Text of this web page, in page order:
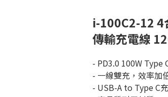
i-100C2-12 4
傳輸充電線
- PD3.0 100W Type
- 一線雙充，效率加
- USB-A to Type C